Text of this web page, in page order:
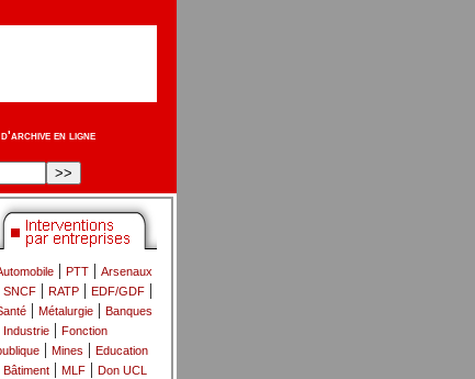
en ligne
| PTT | Arsenaux
SNCF | RATP | EDF/GDF |
| Métalurgie | Banques
Industrie | Fonction
| Mines | Education
Bâtiment | MLF | Don UCL